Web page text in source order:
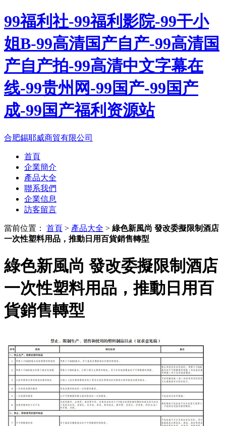
99福利社-99福利影院-99干小
姐B-99高清国产自产-99高清国
产自产拍-99高清中文字幕在
线-99贵州网-99国产-99国产
成-99国产福利资源站
合肥錫耶威商貿有限公司
首頁
企業簡介
產品大全
聯系我們
企業信息
訪客留言
當前位置： 首頁 > 產品大全 > 綠色新風尚 發改委擬限制酒店
一次性塑料用品，推動日用百貨銷售轉型
綠色新風尚 發改委擬限制酒店
一次性塑料用品，推動日用百
貨銷售轉型